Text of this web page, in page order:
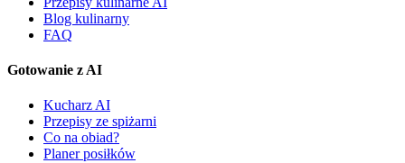
Blog kulinarny
FAQ
Gotowanie z AI
Kucharz AI
Przepisy ze spiżarni
Co na obiad?
Planer posiłków